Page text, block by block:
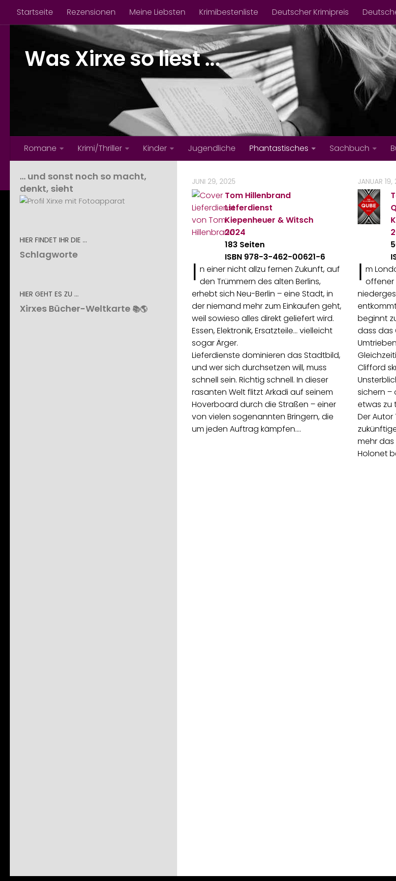
Zum Inhalt springen
Startseite Rezensionen Meine Liebsten Krimibestenliste Deutscher Krimipreis
Was Xirxe so liest ...
Romane Krimi/Thriller Kinder Jugendliche Phantastisches Sachbuch
JUNI 29, 2025
Tom Hillenbrand
Lieferdienst
Kiepenheuer & Witsch
2024
183 Seiten
ISBN 978-3-462-00621-6
I n einer nicht allzu fernen Zukunft, auf
den Trümmern des alten Berlins,
erhebt sich Neu-Berlin – eine Stadt, in
der niemand mehr zum Einkaufen geht,
weil sowieso alles direkt geliefert wird.
Essen, Elektronik, Ersatzteile… vielleicht
sogar Ärger.
Lieferdienste dominieren das Stadtbild,
und wer sich durchsetzen will, muss
schnell sein. Richtig schnell. In dieser
rasanten Welt flitzt Arkadi auf seinem
Hoverboard durch die Straßen – einer
von vielen sogenannten Bringern, die
um jeden Auftrag kämpfen.…
JANUAR 19,
I m
offener
beginnt
dass das
Clifford
sichern –
etwas zu
Der
mehr
Holonet
… und sonst noch so macht,
denkt, sieht
HIER FINDET IHR DIE …
Schlagworte
HIER GEHT ES ZU …
Xirxes Bücher-Weltkarte 📚🌎